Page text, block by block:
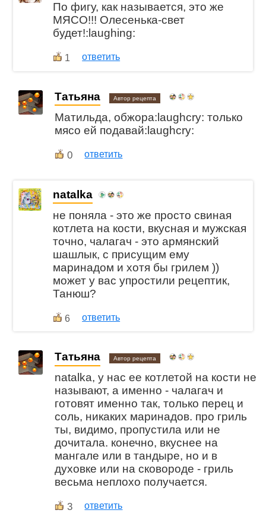
По фигу, как называется, это же
МЯСО!!! Олесенька-свет
будет!:laughing:
1 ответить
Татьяна Автор рецепта
Матильда, обжора:laughcry: только
мясо ей подавай:laughcry:
0 ответить
natalka
не поняла - это же просто свиная
котлета на кости, вкусная и мужская
точно, чалагач - это армянский
шашлык, с присущим ему
маринадом и хотя бы грилем ))
может у вас упростили рецептик,
Танюш?
6 ответить
Татьяна Автор рецепта
natalka, у нас ее котлетой на кости не
называют, а именно - чалагач и
готовят именно так, только перец и
соль, никаких маринадов. про гриль
ты, видимо, пропустила или не
дочитала. конечно, вкуснее на
мангале или в тандыре, но и в
духовке или на сковороде - гриль
весьма неплохо получается.
3 ответить